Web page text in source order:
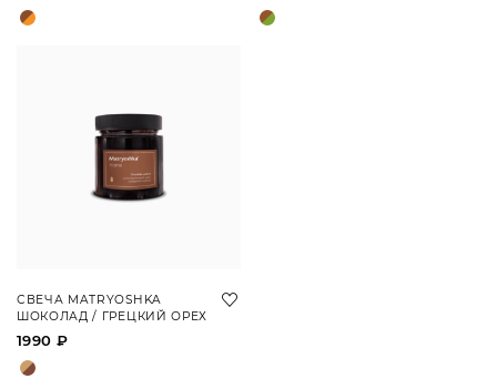
СВЕЧА MATRYOSHKA
ШОКОЛАД / ГРЕЦКИЙ ОРЕХ
1990 ₽